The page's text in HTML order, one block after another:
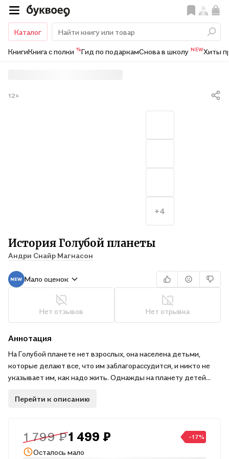
Каталог
КнигиКнига с полки %Гид по подаркамСнова в школу NEWХиты
История Голубой планеты
Андри Снайр Магнасон
12+
Мало оценок
Нет отзывов Нет отрывка
+4
Аннотация
На Голубой планете нет взрослых, она населена детьми,
которые делают все, что им заблагорассудится, и никто не
указывает им, как надо жить. Однажды на планету детей
чудеса. Прогремевшая на весь мир повесть исландского
мире. Почему нельзя всегда быть счастливым? Хорошо ли,
если все желания начнут исполняться? Что такое вой на?
Перейти к описанию
1 799 ₽1 499 ₽ -17%
Осталось мало